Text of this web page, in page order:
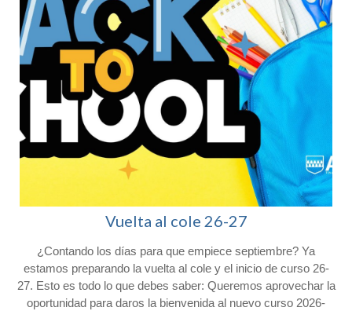
Vuelta al cole 26-27
¿Contando los días para que empiece septiembre? Ya
estamos preparando la vuelta al cole y el inicio de curso 26-
27. Esto es todo lo que debes saber: Queremos aprovechar la
oportunidad para daros la bienvenida al nuevo curso 2026-